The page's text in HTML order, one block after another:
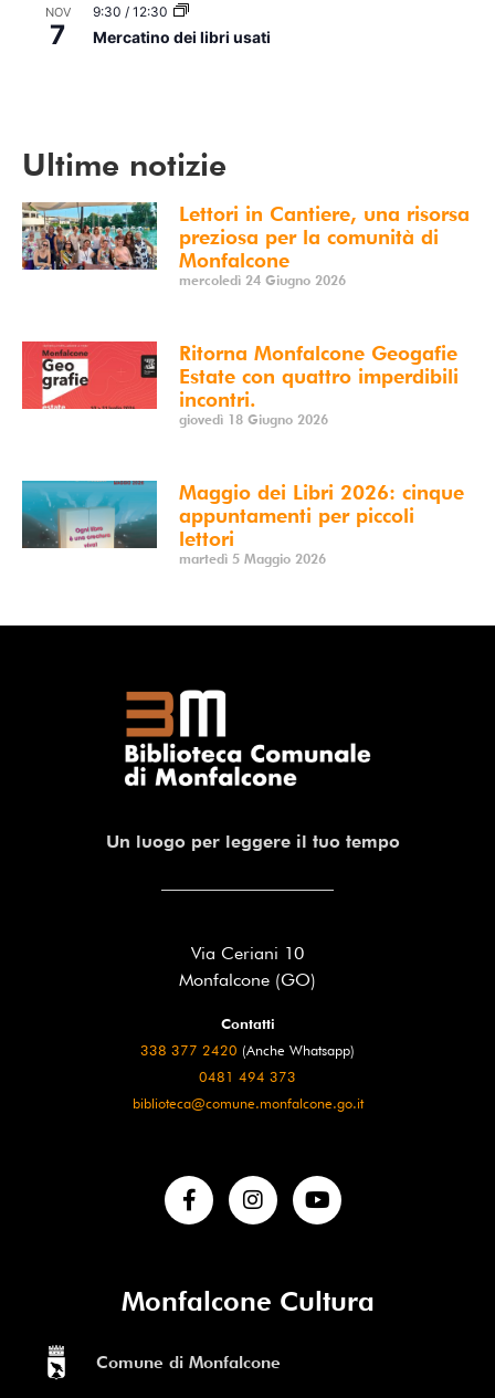
NOV
7
9:30 / 12:30
Mercatino dei libri usati
Ultime notizie
Lettori in Cantiere, una risorsa
preziosa per la comunità di
Monfalcone
mercoledì 24 Giugno 2026
Ritorna Monfalcone Geogafie
Estate con quattro imperdibili
incontri.
giovedì 18 Giugno 2026
Maggio dei Libri 2026: cinque
appuntamenti per piccoli
lettori
martedì 5 Maggio 2026
Un luogo per leggere il tuo tempo
Via Ceriani 10
Monfalcone (GO)
Contatti
338 377 2420 (Anche Whatsapp)
0481 494 373
biblioteca@comune.monfalcone.go.it
Monfalcone Cultura
Comune di Monfalcone